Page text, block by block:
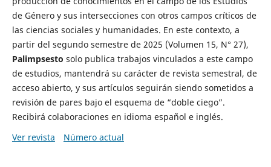
de Género y sus intersecciones con otros campos críticos de
las ciencias sociales y humanidades. En este contexto, a
partir del segundo semestre de 2025 (Volumen 15, N° 27),
Palimpsesto solo publica trabajos vinculados a este campo
de estudios, mantendrá su carácter de revista semestral, de
acceso abierto, y sus artículos seguirán siendo sometidos a
revisión de pares bajo el esquema de “doble ciego”.
Recibirá colaboraciones en idioma español e inglés.
Ver revista
Número actual